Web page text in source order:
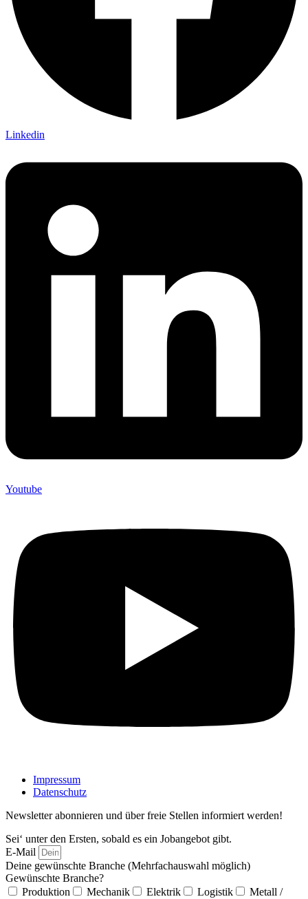
Linkedin
Youtube
Impressum
Datenschutz
Newsletter abonnieren und über freie Stellen informiert werden!
Sei‘ unter den Ersten, sobald es ein Jobangebot gibt.
E-Mail
Deine gewünschte Branche (Mehrfachauswahl möglich)
Gewünschte Branche?
Produktion
Mechanik Elektrik Logistik
Metall /